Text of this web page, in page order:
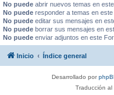
No puede abrir nuevos temas en
No puede responder a temas en
No puede editar sus mensajes en
No puede borrar sus mensajes en
No puede enviar adjuntos en este
Inicio Índice general
Desarrollado por
Traducción